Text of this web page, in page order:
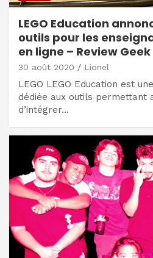
LEGO Education
outils pour les
en ligne – Review Geek
30 août 2020 Lionel
LEGO LEGO Education est
dédiée aux outils permettant
d’intégrer…